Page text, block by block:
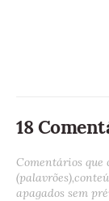
18
Comentários que
apagados sem